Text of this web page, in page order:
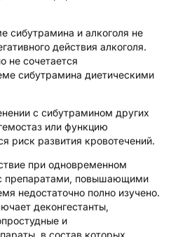
сибутрамина и алкоголя не
действия алкоголя.
не сочетается
сибутрамина диетическими
с сибутрамином других
или функцию
риск развития кровотечений.
при одновременном
препаратами, повышающими
недостаточно полно изучено.
деконгестанты,
и
в состав которых